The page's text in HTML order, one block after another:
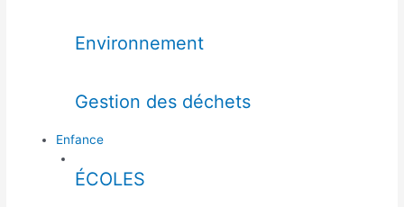
Environnement
Gestion des déchets
Enfance
ÉCOLES